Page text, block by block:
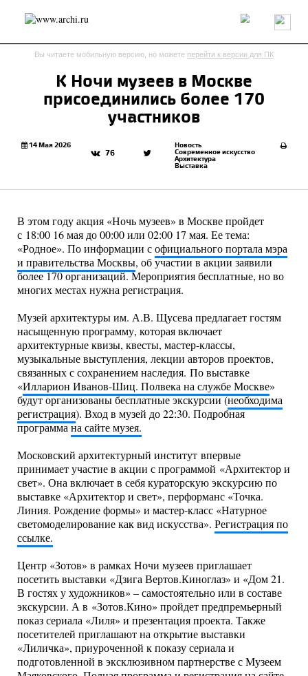
Россия Мир Технологии Интерьер Пресса
Архитекторы
send.project Анонсы конкурсов
Интервью Исследование
Обзор
Результаты конкурса
Архитектура
Вы читаете мобильную версию, но можете перейти к версии для ПК
К Ночи музеев в Москве
присоединились более 170
участников
14 Мая 2026
76
Новость
Современное искусство
Архитектура
Выставка
В этом году акция «Ночь музеев» в Москве пройдет
с 18:00 16 мая до 00:00 или 02:00 17 мая. Ее тема:
«Родное». По информации софициального портала мэра
и правительства Москвы, об участии в акции заявили
более 170 организаций. Мероприятия бесплатные, но во
многих местах нужна регистрация.
Музей архитектуры им. А.В. Щусева предлагает гостям
насыщенную программу, которая включает
архитектурные квизы, квесты, мастер-классы,
музыкальные выступления, лекции авторов проектов,
связанных с сохранением наследия. По выставке
«Илларион Иванов-Шиц. Полвека на службе Москве»
будут организованы бесплатные экскурсии (необходима
регистрация). Вход в музей до 22:30. Подробная
программана сайте музея.
Московский архитектурный институт впервые
принимает участие в акции с программой «Архитектор и
свет». Она включает в себя кураторскую экскурсию по
выставке «Архитектор и свет», перформанс «Точка.
Линия. Рождение формы» и мастер-класс «Натурное
светомоделирование как вид искусства». Регистрация по
ссылке.
Центр «Зотов» в рамках Ночи музеев приглашает
посетить выставки «Дзига Вертов.Киноглаз» и «Дом 21.
В гостях у художников» – самостоятельно или в составе
экскурсии. А в «Зотов.Кино» пройдет предпремьерный
показ сериала «Лиля» и презентация проекта. Также
посетителей приглашают на открытие выставки
«Лиличка», приуроченной к показу сериала и
подготовленной в эксклюзивном партнерстве с Музеем